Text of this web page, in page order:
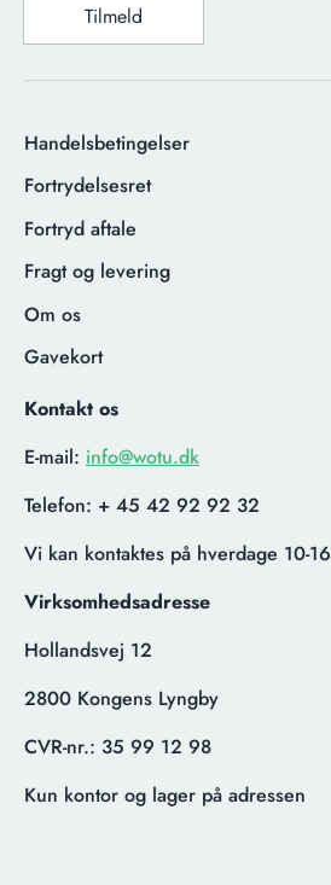
Tilmeld
Handelsbetingelser
Fortrydelsesret
Fortryd aftale
Fragt og levering
Om os
Gavekort
Kontakt os
E-mail: info@wotu.dk
Telefon: + 45 42 92 92 32
Vi kan kontaktes på hverdage 10-16
Virksomhedsadresse
Hollandsvej 12
2800 Kongens Lyngby
CVR-nr.: 35 99 12 98
Kun kontor og lager på adressen